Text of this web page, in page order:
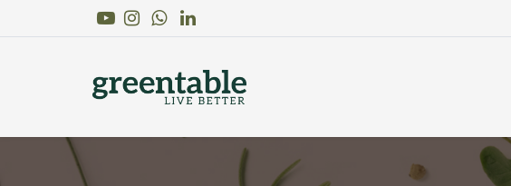
YoutubeInstagramWhatsApp
Linkedin